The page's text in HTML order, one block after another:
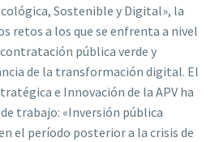
Sostenible y Digital», la
retos a los que se enfrenta a nivel
pública verde y
de la transformación digital. El
e Innovación de la APV ha
trabajo: «Inversión pública
el período posterior a la crisis de